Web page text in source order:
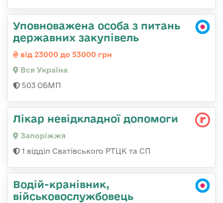
Уповноважена особа з питань
державних закупівель
від 23000 до 53000 грн
Вся Україна
503 ОБМП
Лікар невідкладної допомоги
Запоріжжя
1 відділ Сватівського РТЦК та СП
Водій-кранівник,
військовослужбовець